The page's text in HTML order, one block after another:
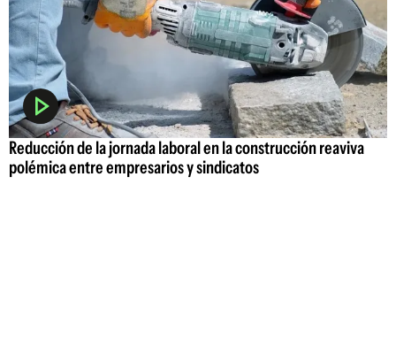
Reducción de la jornada laboral en la construcción reaviva
polémica entre empresarios y sindicatos